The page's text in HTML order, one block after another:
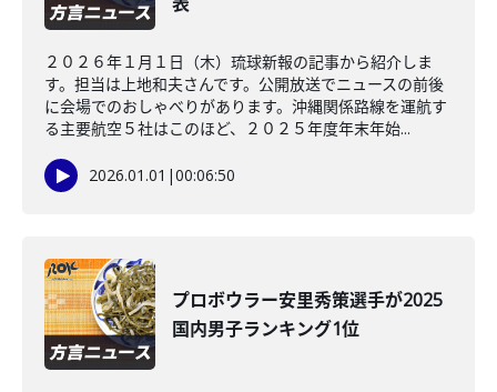
２０２６年１月１日（木）琉球新報の記事から紹介しま
す。担当は上地和夫さんです。公開放送でニュースの前後
に会場でのおしゃべりがあります。沖縄関係路線を運航す
る主要航空５社はこのほど、２０２５年度年末年始...
2026.01.01 |00:06:50
プロボウラー安里秀策選手が2025
国内男子ランキング1位